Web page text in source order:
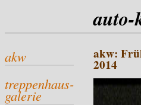
akw
treppenhaus-
galerie
akw:
2014